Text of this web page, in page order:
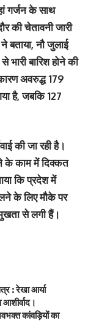
गर्जन के साथ
की चेतावनी जारी
बताया, नौ जुलाई
बारिश होने की
अवरुद्ध 179
है, जबकि 127
की जा रही है।
के काम में दिक्कत
कि प्रदेश में
के लिए मौके पर
से लगी हैं।
: रेखा आर्या
कांवड़ियों का